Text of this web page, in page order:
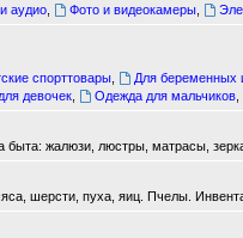
аудио Фото и видеокамеры
спорттовары Для беременных
девочек Одежда для мальчиков,
быта: жалюзи, люстры, матрасы,
шерсти, пуха, яиц. Пчелы.